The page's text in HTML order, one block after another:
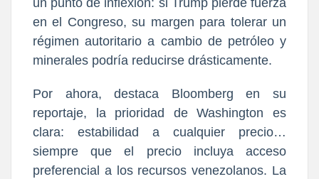
un punto de inflexión: si Trump pierde fuerza
en el Congreso, su margen para tolerar un
régimen autoritario a cambio de petróleo y
minerales podría reducirse drásticamente.
Por ahora, destaca Bloomberg en su
reportaje, la prioridad de Washington es
clara: estabilidad a cualquier precio…
siempre que el precio incluya acceso
preferencial a los recursos venezolanos. La